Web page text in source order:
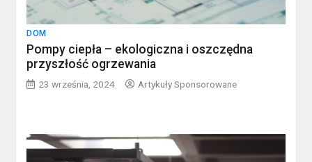
DOM
Pompy ciepła – ekologiczna i oszczędna
przyszłość ogrzewania
23 września, 2024 Artykuły Sponsorowane